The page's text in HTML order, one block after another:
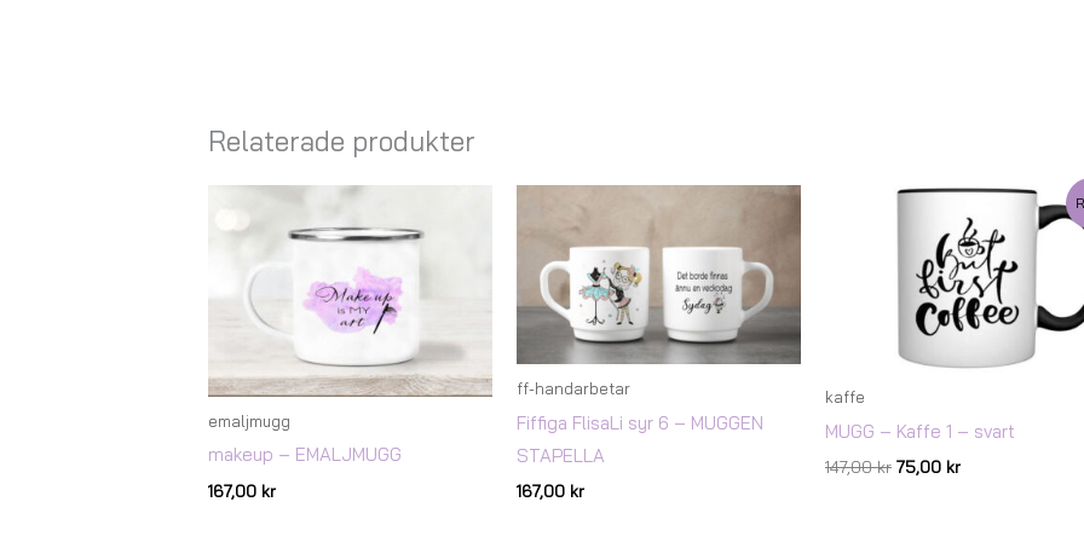
Relaterade produkter
emaljmugg
makeup – EMALJMUGG
167,00 kr
ff-handarbetar
Fiffiga FlisaLi syr 6 – MUGGEN
STAPELLA
167,00 kr
kaffe
MUGG – Kaffe 1 – svart
147,00kr
Det
ursprungliga
priset
147,00 kr.
75,00 kr
Det
nuvarande
priset
är:
75,00 kr.